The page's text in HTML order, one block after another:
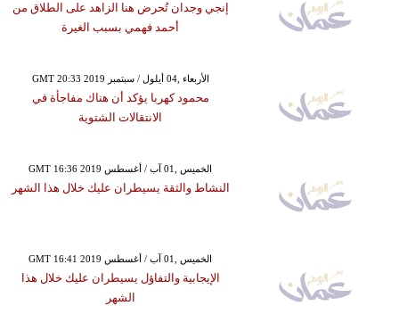
إنجي وجدان تُحرض هنا الزاهد على الطلاق من
أحمد فهمي بسبب الغيرة
GMT 20:33 2019 الأربعاء ,04 أيلول / سبتمبر
محمود كهربا يؤكد أن هناك مفاجأة في
الانتقالات الشتوية
GMT 16:36 2019 الخميس ,01 آب / أغسطس
النشاط والثقة يسيطران عليك خلال هذا الشهر
GMT 16:41 2019 الخميس ,01 آب / أغسطس
الإيجابية والتفاؤل يسيطران عليك خلال هذا
الشهر